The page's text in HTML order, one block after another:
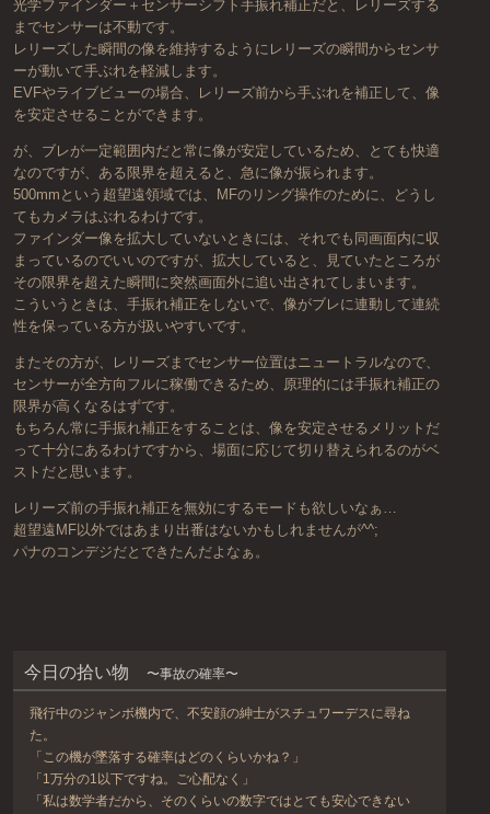
光学ファインダー＋センサーシフト手振れ補正だと、レリーズする
までセンサーは不動です。
レリーズした瞬間の像を維持するようにレリーズの瞬間からセンサ
ーが動いて手ぶれを軽減します。
EVFやライブビューの場合、レリーズ前から手ぶれを補正して、像
を安定させることができます。
が、ブレが一定範囲内だと常に像が安定しているため、とても快適
なのですが、ある限界を超えると、急に像が振られます。
500mmという超望遠領域では、MFのリング操作のために、どうし
てもカメラはぶれるわけです。
ファインダー像を拡大していないときには、それでも同画面内に収
まっているのでいいのですが、拡大していると、見ていたところが
その限界を超えた瞬間に突然画面外に追い出されてしまいます。
こういうときは、手振れ補正をしないで、像がブレに連動して連続
性を保っている方が扱いやすいです。
またその方が、レリーズまでセンサー位置はニュートラルなので、
センサーが全方向フルに稼働できるため、原理的には手振れ補正の
限界が高くなるはずです。
もちろん常に手振れ補正をすることは、像を安定させるメリットだ
って十分にあるわけですから、場面に応じて切り替えられるのがベ
ストだと思います。
レリーズ前の手振れ補正を無効にするモードも欲しいなぁ…
超望遠MF以外ではあまり出番はないかもしれませんが^^;
パナのコンデジだとできたんだよなぁ。
今日の拾い物 〜事故の確率〜
飛行中のジャンボ機内で、不安顔の紳士がスチュワーデスに尋ね
た。
「この機が墜落する確率はどのくらいかね？」
「1万分の1以下ですね。ご心配なく」
「私は数学者だから、そのくらいの数字ではとても安心できない